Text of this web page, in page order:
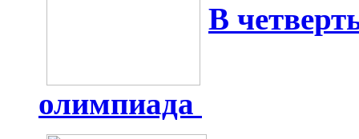
В
олимпиада